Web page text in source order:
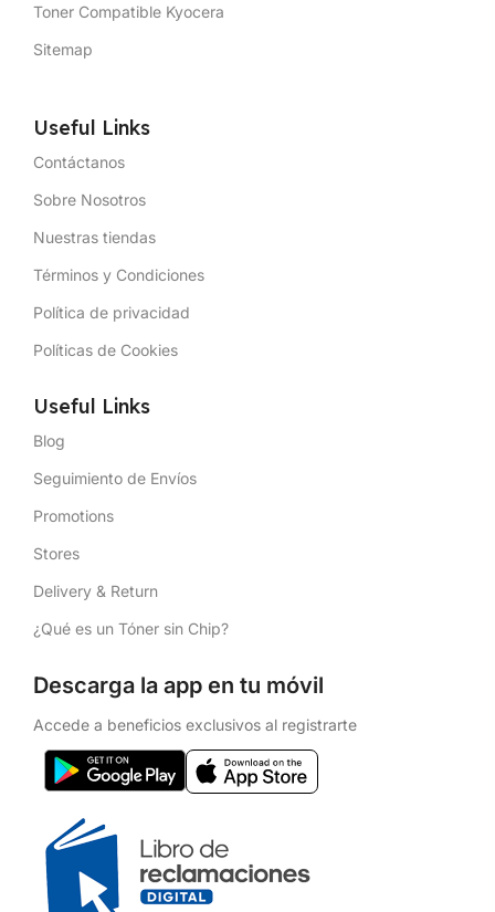
Toner Compatible Kyocera
Sitemap
Useful Links
Contáctanos
Sobre Nosotros
Nuestras tiendas
Términos y Condiciones
Política de privacidad
Políticas de Cookies
Useful Links
Blog
Seguimiento de Envíos
Promotions
Stores
Delivery & Return
¿Qué es un Tóner sin Chip?
Descarga la app en tu móvil
Accede a beneficios exclusivos al registrarte